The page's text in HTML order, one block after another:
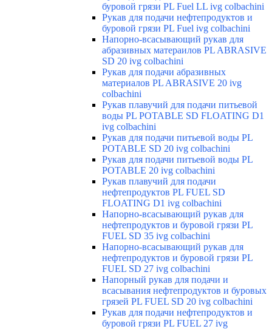
буровой грязи PL Fuel LL ivg colbachini
Рукав для подачи нефтепродуктов и
буровой грязи PL Fuel ivg colbachini
Напорно-всасывающий рукав для
абразивных матераилов PL ABRASIVE
SD 20 ivg colbachini
Рукав для подачи абразивных
материалов PL ABRASIVE 20 ivg
colbachini
Рукав плавучий для подачи питьевой
воды PL POTABLE SD FLOATING D1
ivg colbachini
Рукав для подачи питьевой воды PL
POTABLE SD 20 ivg colbachini
Рукав для подачи питьевой воды PL
POTABLE 20 ivg colbachini
Рукав плавучий для подачи
нефтепродуктов PL FUEL SD
FLOATING D1 ivg colbachini
Напорно-всасывающий рукав для
нефтепродуктов и буровой грязи PL
FUEL SD 35 ivg colbachini
Напорно-всасывающий рукав для
нефтепродуктов и буровой грязи PL
FUEL SD 27 ivg colbachini
Напорный рукав для подачи и
всасывания нефтепродуктов и буровых
грязей PL FUEL SD 20 ivg colbachini
Рукав для подачи нефтепродуктов и
буровой грязи PL FUEL 27 ivg